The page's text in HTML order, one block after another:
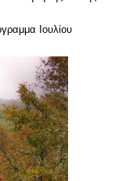
Ιουλίου